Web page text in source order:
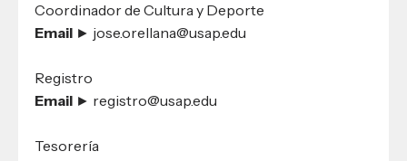
Coordinador de Cultura y Deporte
Email ► jose.orellana@usap.edu
Registro
Email ► registro@usap.edu
Tesorería